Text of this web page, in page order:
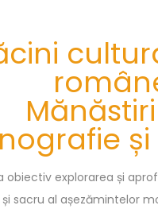
obiectiv explorarea și
sacru al așezămintelor